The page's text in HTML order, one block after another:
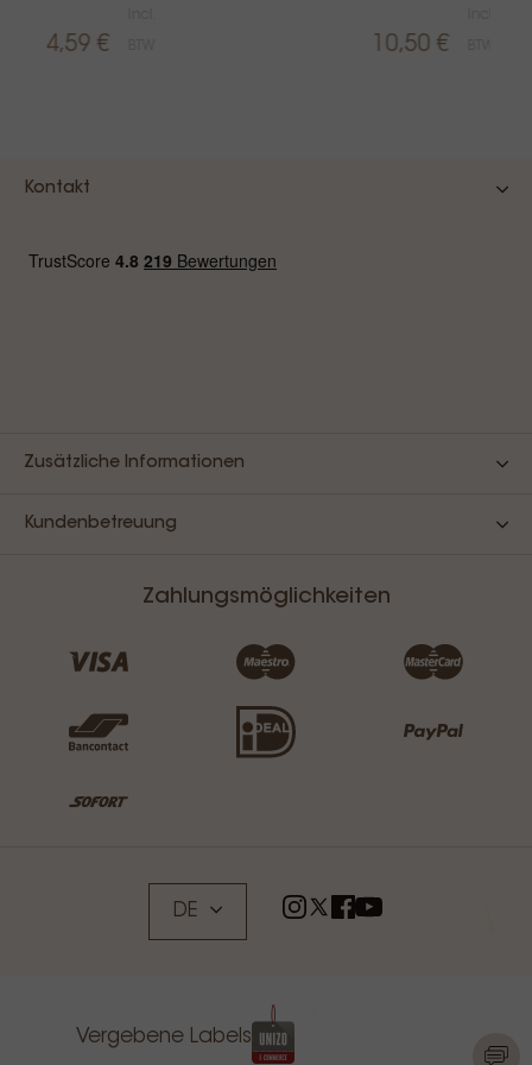
14,59 € 10,50 €
Kontakt
Zusätzliche Informationen
Kundenbetreuung
Zahlungsmöglichkeiten
DE
Vergebene Labels